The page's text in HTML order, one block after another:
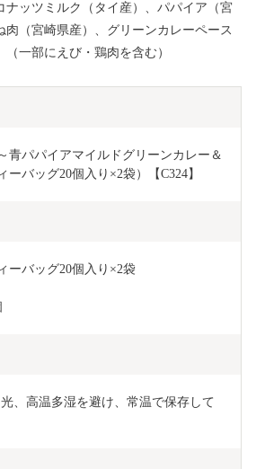
ナッツミルク（タイ産）、パパイア（宮
肉（宮崎県産）、グリーンカレーペース
（一部にえび・鶏肉を含む）
青パパイアマイルドグリーンカレー＆
バッグ20個入り×2袋）【C324】
ーバッグ20個入り×2袋
、高温多湿を避け、常温で保存して